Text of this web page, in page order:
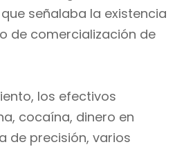
señalaba la existencia
de comercialización de
los efectivos
cocaína, dinero en
de precisión, varios